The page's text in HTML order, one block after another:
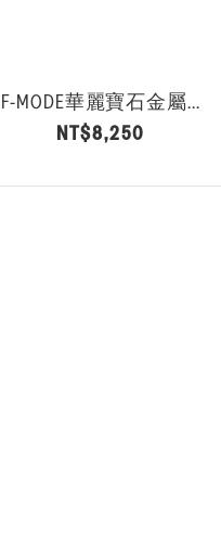
F-MODE華麗寶石金屬...
NT$8,250